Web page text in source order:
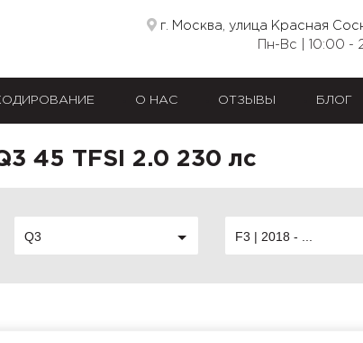
г. Москва, улица Красная
Пн-Вс | 10:00 -
О НАС ОТЗЫВЫ БЛОГ
45 TFSI 2.0 230 лс
Q3 F3 | 2018 - ...